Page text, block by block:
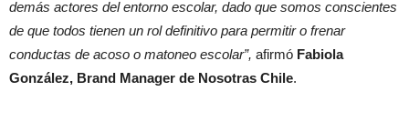
demás actores del entorno escolar, dado que somos conscientes
de que todos tienen un rol definitivo para permitir o frenar
conductas de acoso o matoneo escolar”, afirmó Fabiola
González, Brand Manager de Nosotras Chile.